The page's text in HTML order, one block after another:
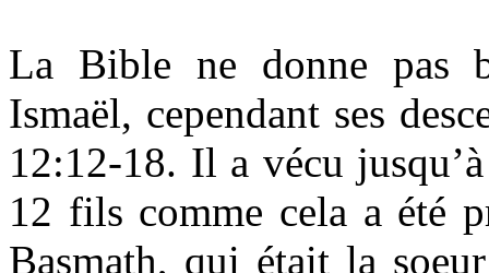
La Bible ne donne pas
Ismaël, cependant ses
12:12-18. Il a vécu
12 fils comme cela a été
Basmath, qui était la